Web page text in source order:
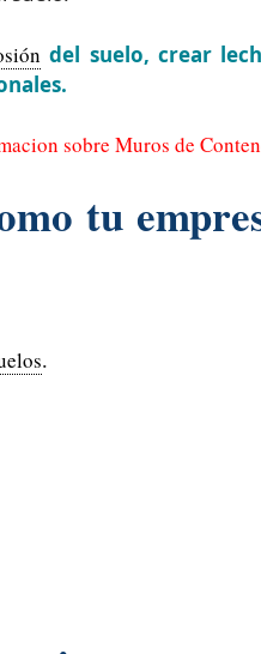
del suelo, crear
sobre Muros de
tu
.